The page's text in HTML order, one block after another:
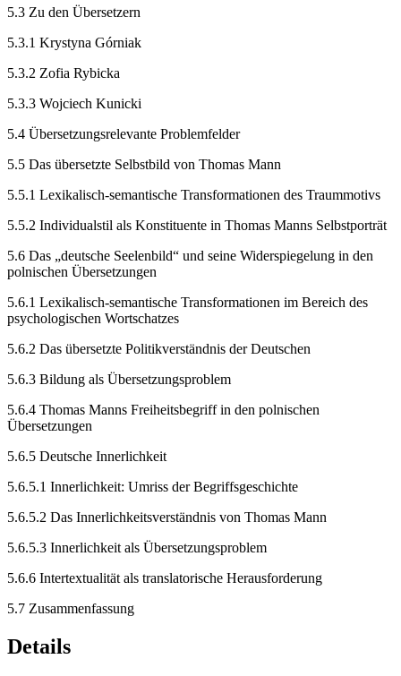
5.3 Zu den Übersetzern
5.3.1 Krystyna Górniak
5.3.2 Zofia Rybicka
5.3.3 Wojciech Kunicki
5.4 Übersetzungsrelevante Problemfelder
5.5 Das übersetzte Selbstbild von Thomas Mann
5.5.1 Lexikalisch-semantische Transformationen des Traummotivs
5.5.2 Individualstil als Konstituente in Thomas Manns Selbstporträt
5.6 Das „deutsche Seelenbild“ und seine Widerspiegelung in den
polnischen Übersetzungen
5.6.1 Lexikalisch-semantische Transformationen im Bereich des
psychologischen Wortschatzes
5.6.2 Das übersetzte Politikverständnis der Deutschen
5.6.3 Bildung als Übersetzungsproblem
5.6.4 Thomas Manns Freiheitsbegriff in den polnischen
Übersetzungen
5.6.5 Deutsche Innerlichkeit
5.6.5.1 Innerlichkeit: Umriss der Begriffsgeschichte
5.6.5.2 Das Innerlichkeitsverständnis von Thomas Mann
5.6.5.3 Innerlichkeit als Übersetzungsproblem
5.6.6 Intertextualität als translatorische Herausforderung
5.7 Zusammenfassung
Details